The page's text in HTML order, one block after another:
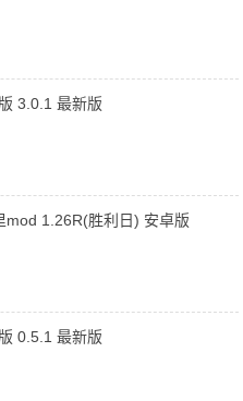
3.0.1 最新版
mod 1.26R(胜利日) 安卓版
0.5.1 最新版